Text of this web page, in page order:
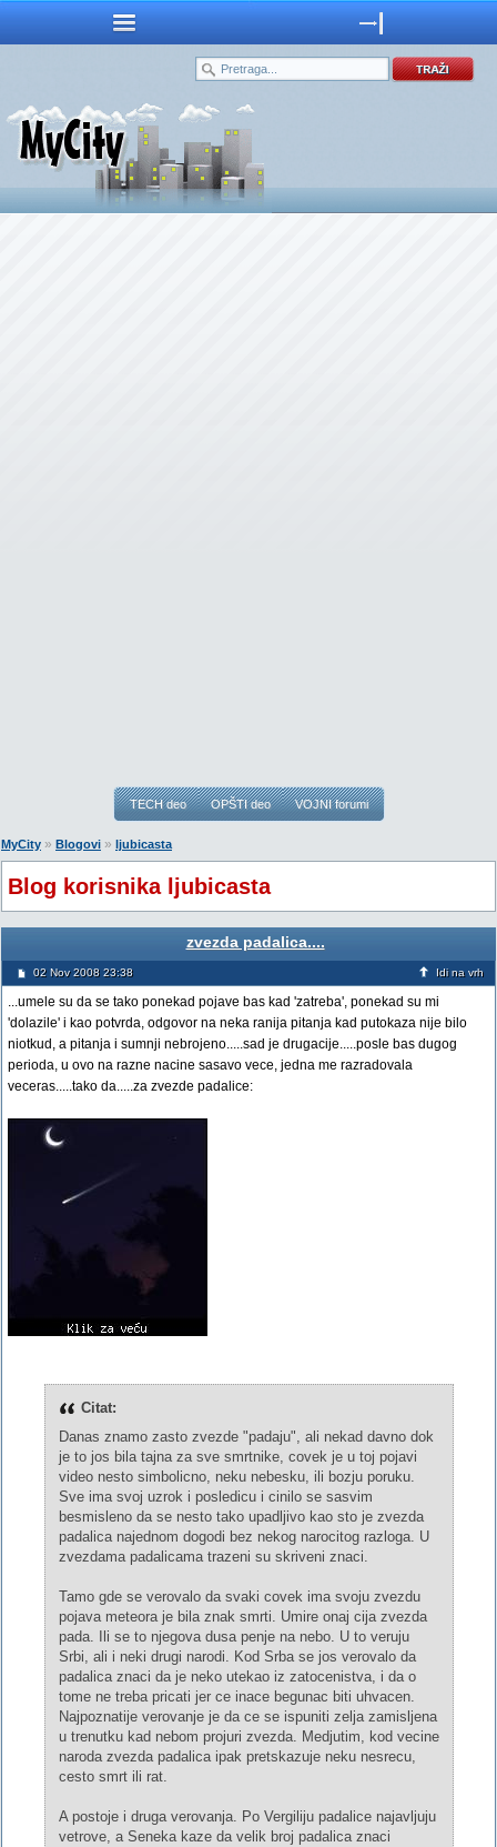
TECH deo OPŠTI deo VOJNI forumi
MyCity » Blogovi » ljubicasta
Blog korisnika ljubicasta
zvezda padalica....
02 Nov 2008 23:38 Idi na vrh
...umele su da se tako ponekad pojave bas kad 'zatreba', ponekad su mi
'dolazile' i kao potvrda, odgovor na neka ranija pitanja kad putokaza nije bilo
niotkud, a pitanja i sumnji nebrojeno.....sad je drugacije.....posle bas dugog
perioda, u ovo na razne nacine sasavo vece, jedna me razradovala
veceras.....tako da.....za zvezde padalice:
Citat:
Danas znamo zasto zvezde "padaju", ali nekad davno dok
je to jos bila tajna za sve smrtnike, covek je u toj pojavi
video nesto simbolicno, neku nebesku, ili bozju poruku.
Sve ima svoj uzrok i posledicu i cinilo se sasvim
besmisleno da se nesto tako upadljivo kao sto je zvezda
padalica najednom dogodi bez nekog narocitog razloga. U
zvezdama padalicama trazeni su skriveni znaci.
Tamo gde se verovalo da svaki covek ima svoju zvezdu
pojava meteora je bila znak smrti. Umire onaj cija zvezda
pada. Ili se to njegova dusa penje na nebo. U to veruju
Srbi, ali i neki drugi narodi. Kod Srba se jos verovalo da
padalica znaci da je neko utekao iz zatocenistva, i da o
tome ne treba pricati jer ce inace begunac biti uhvacen.
Najpoznatije verovanje je da ce se ispuniti zelja zamisljena
u trenutku kad nebom projuri zvezda. Medjutim, kod vecine
naroda zvezda padalica ipak pretskazuje neku nesrecu,
cesto smrt ili rat.
A postoje i druga verovanja. Po Vergiliju padalice najavljuju
vetrove, a Seneka kaze da velik broj padalica znaci